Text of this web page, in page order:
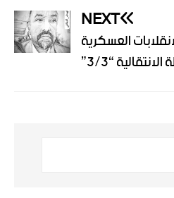
NEXT
العسكرية
“3/3”